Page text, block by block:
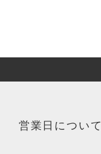
営業日について